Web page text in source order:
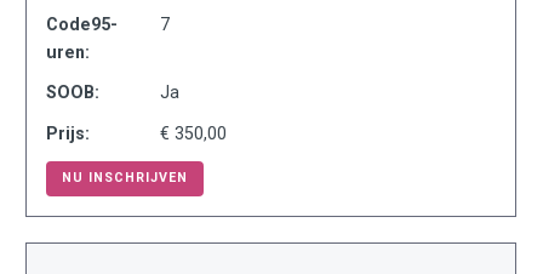
Code95-
uren:
7
SOOB: Ja
Prijs: € 350,00
NU INSCHRIJVEN